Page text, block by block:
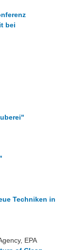
bei
Techniken in
EPA